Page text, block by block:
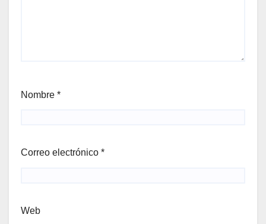
Nombre *
Correo electrónico *
Web